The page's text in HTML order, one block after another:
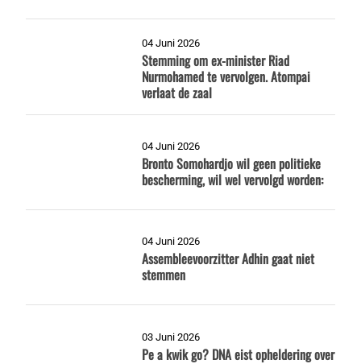
04 Juni 2026
Stemming om ex-minister Riad
Nurmohamed te vervolgen. Atompai
verlaat de zaal
04 Juni 2026
Bronto Somohardjo wil geen politieke
bescherming, wil wel vervolgd worden:
04 Juni 2026
Assembleevoorzitter Adhin gaat niet
stemmen
03 Juni 2026
Pe a kwik go? DNA eist opheldering over